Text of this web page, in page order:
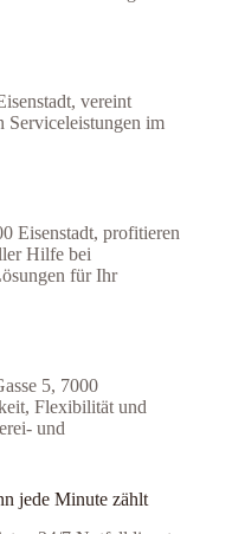
vereint
Serviceleistungen im
Eisenstadt, profitieren
Hilfe bei
für Ihr
5, 7000
Flexibilität und
und
jede Minute zählt